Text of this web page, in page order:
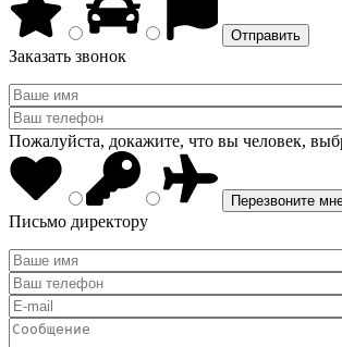
Заказать звонок
Пожалуйста, докажите, что вы человек,
Письмо директору